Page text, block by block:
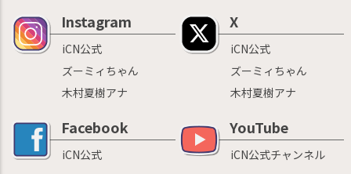
Instagram
iCN公式
ズーミィちゃん
木村夏樹アナ
X
iCN公式
ズーミィちゃん
木村夏樹アナ
Facebook
iCN公式
YouTube
iCN公式チャンネル